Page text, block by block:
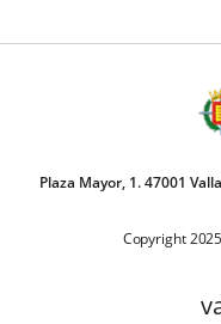
Plaza Mayor, 1. 47001
Copyright